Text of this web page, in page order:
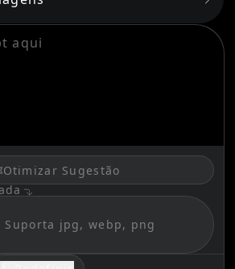
Otimizar Sugestão
Suporta jpg, webp, png